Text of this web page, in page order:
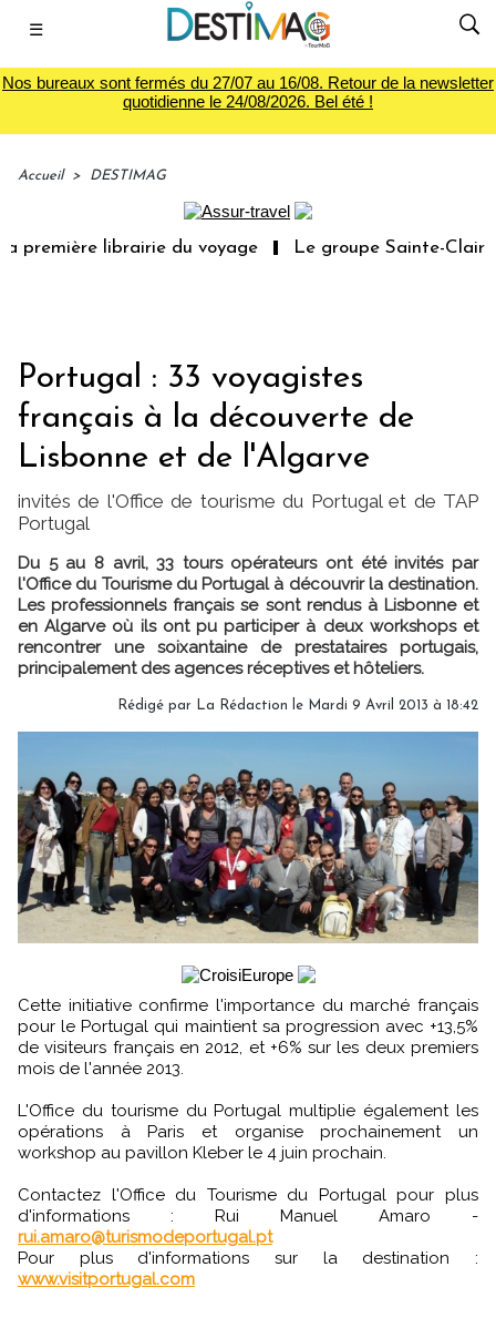
☰
Nos bureaux sont fermés du 27/07 au 16/08. Retour de la newsletter
quotidienne le 24/08/2026. Bel été !
Accueil > DESTIMAG
librairie du voyage Le groupe Sainte-Claire
Portugal : 33 voyagistes
français à la découverte de
Lisbonne et de l'Algarve
invités de l'Office de tourisme du Portugal et de TAP
Portugal
Du 5 au 8 avril, 33 tours opérateurs ont été invités par
l'Office du Tourisme du Portugal à découvrir la destination.
Les professionnels français se sont rendus à Lisbonne et
en Algarve où ils ont pu participer à deux workshops et
rencontrer une soixantaine de prestataires portugais,
principalement des agences réceptives et hôteliers.
Rédigé par La Rédaction le Mardi 9 Avril 2013 à 18:42
Cette initiative confirme l'importance du marché français
pour le Portugal qui maintient sa progression avec +13,5%
de visiteurs français en 2012, et +6% sur les deux premiers
mois de l'année 2013.
L'Office du tourisme du Portugal multiplie également les
opérations à Paris et organise prochainement un
workshop au pavillon Kleber le 4 juin prochain.
Contactez l'Office du Tourisme du Portugal pour plus
d'informations : Rui Manuel Amaro -
rui.amaro@turismodeportugal.pt
Pour plus d'informations sur la destination :
www.visitportugal.com